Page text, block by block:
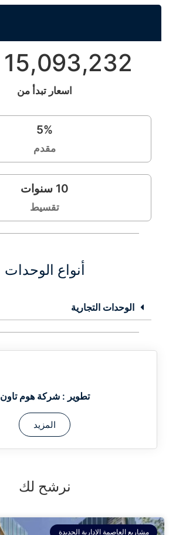
15,093,232 جنيه
اسعار تبدأ من
5%
مقدم
10 سنوات
تقسيط
أنواع الوحدات
الوحدات التجارية
تطوير :شركة هوم تاون
المزيد
نرشح لك
مشاريع العاصمة الادارية الجديدة